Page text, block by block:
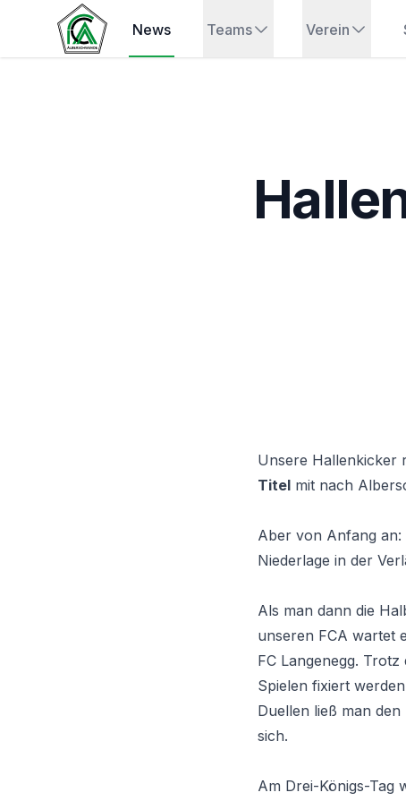
News Teams Verein
Unsere Hallenkicker
Titel mit nach
Aber von Anfang an:
Niederlage in der
Als man dann die
unseren FCA wartet
FC Langenegg.
Spielen fixiert
Duellen ließ man
sich.
Am Drei-Königs-Tag